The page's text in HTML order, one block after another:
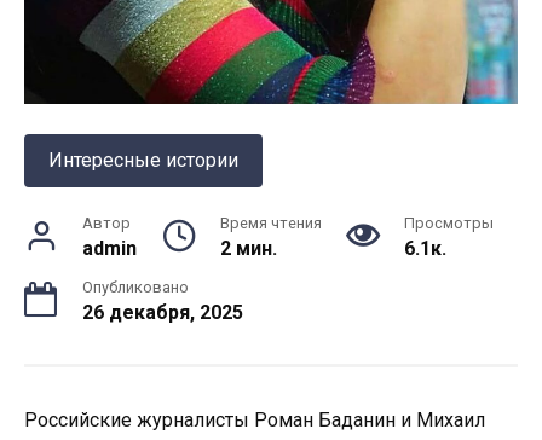
Интересные истории
Автор
admin
Время чтения
2 мин.
Просмотры
6.1к.
Опубликовано
26 декабря, 2025
Российские журналисты Роман Баданин и Михаил